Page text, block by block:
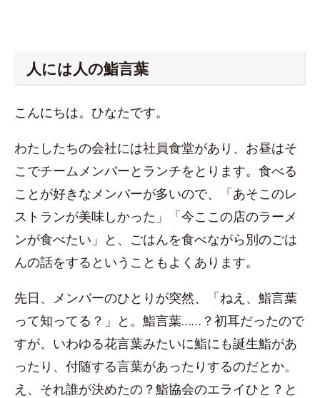
人には人の鮨言葉
こんにちは。ひなたです。
わたしたちの会社には社員食堂があり、お昼はそ
こでチームメンバーとランチをとります。食べる
ことが好きなメンバーが多いので、「あそこのレ
ストランが美味しかった」「今ここの店のラーメ
ンが食べたい」と、ごはんを食べながら別のごは
んの話をするということもよくあります。
先日、メンバーのひとりが突然、「ねえ、鮨言葉
って知ってる？」と。鮨言葉……？初耳だったので
すが、いわゆる花言葉みたいに鮨にも誕生鮨があ
ったり、付随する言葉があったりするのだとか。
え、それ誰が決めたの？鮨協会のエライひと？と